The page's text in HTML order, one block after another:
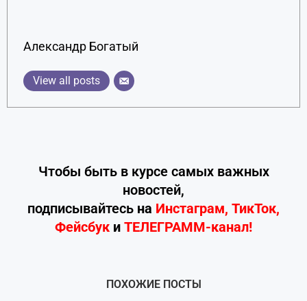
Александр Богатый
View all posts
Чтобы быть в курсе самых важных
новостей,
подписывайтесь на Инстаграм, ТикТок,
Фейсбук и ТЕЛЕГРАММ-канал!
ПОХОЖИЕ ПОСТЫ